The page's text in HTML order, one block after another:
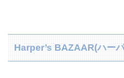
Harper’s BAZAAR(ハー